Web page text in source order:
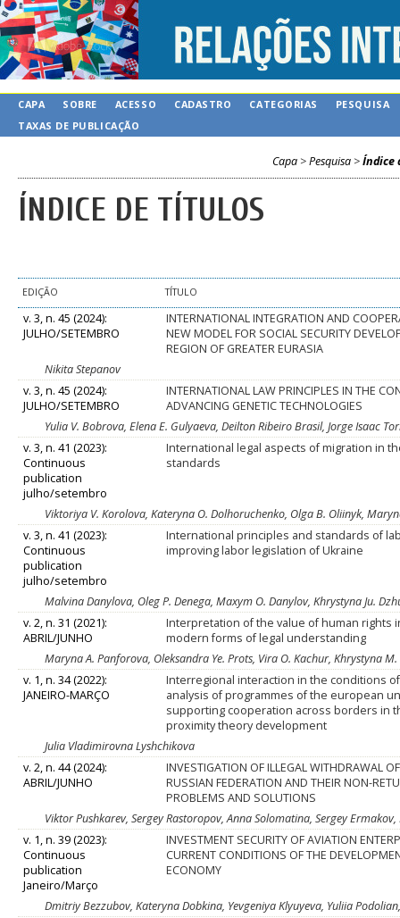
CAPA SOBRE ACESSO CADASTRO CATEGORIAS
PESQUISA
TAXAS DE PUBLICAÇÃO
Capa>Pesquisa>Índice
ÍNDICE DE TÍTULOS
EDIÇÃO TÍTULO
v. 3, n. 45 (2024):
JULHO/SETEMBRO
INTERNATIONAL INTEGRATION AND
NEW MODEL FOR SOCIAL SECURITY
REGION OF GREATER EURASIA
Nikita Stepanov
v. 3, n. 45 (2024):
JULHO/SETEMBRO
INTERNATIONAL LAW PRINCIPLES IN THE
ADVANCING GENETIC TECHNOLOGIES
Yulia V. Bobrova, Elena E. Gulyaeva, Deilton Ribeiro Brasil, Jorge Isaac
v. 3, n. 41 (2023):
Continuous
publication
julho/setembro
International legal aspects of migration in
standards
Viktoriya V. Korolova, Kateryna O. Dolhoruchenko, Olga B. Oliinyk,
v. 3, n. 41 (2023):
Continuous
publication
julho/setembro
International principles and standards of
improving labor legislation of Ukraine
Malvina Danylova, Oleg P. Denega, Maxym O. Danylov, Khrystyna Ju.
v. 2, n. 31 (2021):
ABRIL/JUNHO
Interpretation of the value of human rights
modern forms of legal understanding
Maryna A. Panforova, Оleksandra Ye. Prots, Vira O. Kachur, Khrystyna
v. 1, n. 34 (2022):
JANEIRO-MARÇO
Interregional interaction in the conditions
analysis of programmes of the european
supporting cooperation across borders in
proximity theory development
Julia Vladimirovna Lyshchikova
v. 2, n. 44 (2024):
ABRIL/JUNHO
INVESTIGATION OF ILLEGAL WITHDRAWAL
RUSSIAN FEDERATION AND THEIR NON-
PROBLEMS AND SOLUTIONS
Viktor Pushkarev, Sergey Rastoropov, Anna Solomatina, Sergey
v. 1, n. 39 (2023):
Continuous
publication
Janeiro/Março
INVESTMENT SECURITY OF AVIATION
CURRENT CONDITIONS OF THE
ECONOMY
Dmitriy Bezzubov, Kateryna Dobkina, Yevgeniya Klyuyeva, Yuliia